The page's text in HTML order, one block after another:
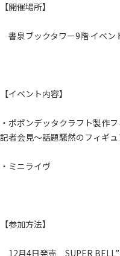
【開催場所】
書泉ブックタワー9階 イベン
【イベント内容】
・ポポンデッタクラフト製作
記者会見～話題騒然のフィギ
・ミニライヴ
【参加方法】
12月4日発売 SUPER